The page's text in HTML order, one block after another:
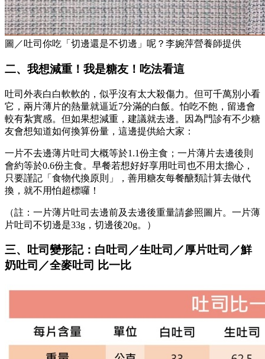
圖／吐司你吃「切邊還是不切邊」呢？李婉萍營養師提供
二、我想減重！我是糖友！吃法看這
吐司外表白白軟軟的，似乎沒有太大殺傷力。但可千萬別小看
它，兩片薄片的熱量就逼近7分滿的白飯。怕吃不飽，留邊會
較有紮實感。但如果想減重，建議就去邊。因為門診有不少糖
友會想知道如何換算份量，這邊提供給大家：
一片不去邊薄片吐司大概等於1.1份主食；一片薄片去邊後則
會約等於0.6份主食。早餐若想好好享用吐司也不用太擔心，
只要謹記「食物代換原則」，善用糖友每餐醣類計算去做代
換，就不用怕超標囉！
（註：一片薄片吐司去邊前及去邊後重量請參照圖片。一片薄
片吐司不切邊是33g，切邊後20g。）
三、吐司變形記：白吐司／生吐司／厚片吐司／鮮
奶吐司／全麥吐司 比一比